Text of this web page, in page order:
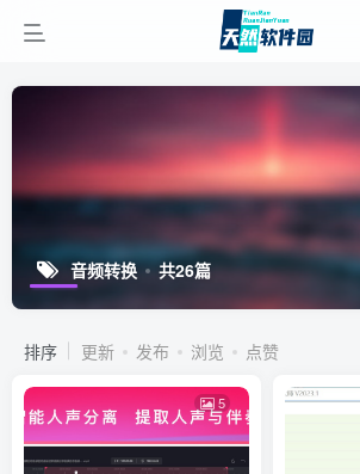
音频转换 共26篇
排序 更新 发布 浏览 点赞
5